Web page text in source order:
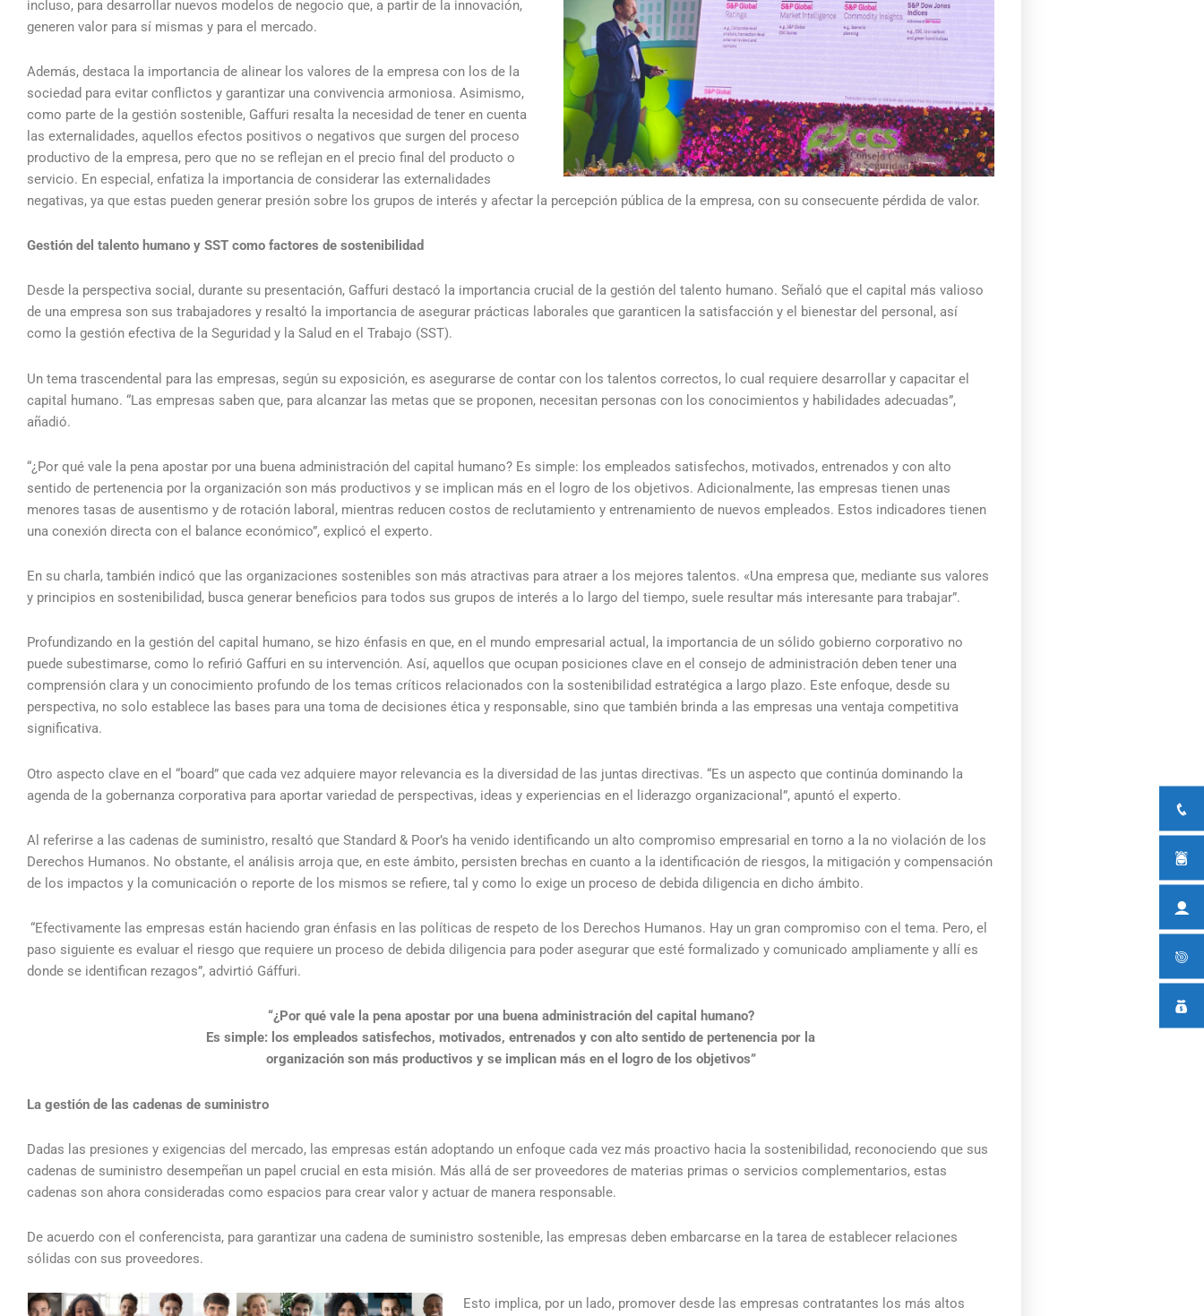
incluso, para desarrollar nuevos modelos de negocio que, a partir de la innovación,
generen valor para sí mismas y para el mercado.
Además, destaca la importancia de alinear los valores de la empresa con los de la
sociedad para evitar conflictos y garantizar una convivencia armoniosa. Asimismo,
como parte de la gestión sostenible, Gaffuri resalta la necesidad de tener en cuenta
las externalidades, aquellos efectos positivos o negativos que surgen del proceso
productivo de la empresa, pero que no se reflejan en el precio final del producto o
servicio. En especial, enfatiza la importancia de considerar las externalidades
negativas, ya que estas pueden generar presión sobre los grupos de interés y afectar la percepción pública de la empresa, con su consecuente pérdida de valor.
Gestión del talento humano y SST como factores de sostenibilidad
Desde la perspectiva social, durante su presentación, Gaffuri destacó la importancia crucial de la gestión del talento humano. Señaló que el capital más valioso
de una empresa son sus trabajadores y resaltó la importancia de asegurar prácticas laborales que garanticen la satisfacción y el bienestar del personal, así
como la gestión efectiva de la Seguridad y la Salud en el Trabajo (SST).
Un tema trascendental para las empresas, según su exposición, es asegurarse de contar con los talentos correctos, lo cual requiere desarrollar y capacitar el
capital humano. “Las empresas saben que, para alcanzar las metas que se proponen, necesitan personas con los conocimientos y habilidades adecuadas”,
añadió.
“¿Por qué vale la pena apostar por una buena administración del capital humano? Es simple: los empleados satisfechos, motivados, entrenados y con alto
sentido de pertenencia por la organización son más productivos y se implican más en el logro de los objetivos. Adicionalmente, las empresas tienen unas
menores tasas de ausentismo y de rotación laboral, mientras reducen costos de reclutamiento y entrenamiento de nuevos empleados. Estos indicadores tienen
una conexión directa con el balance económico”, explicó el experto.
En su charla, también indicó que las organizaciones sostenibles son más atractivas para atraer a los mejores talentos. «Una empresa que, mediante sus valores
y principios en sostenibilidad, busca generar beneficios para todos sus grupos de interés a lo largo del tiempo, suele resultar más interesante para trabajar”.
Profundizando en la gestión del capital humano, se hizo énfasis en que, en el mundo empresarial actual, la importancia de un sólido gobierno corporativo no
puede subestimarse, como lo refirió Gaffuri en su intervención. Así, aquellos que ocupan posiciones clave en el consejo de administración deben tener una
comprensión clara y un conocimiento profundo de los temas críticos relacionados con la sostenibilidad estratégica a largo plazo. Este enfoque, desde su
perspectiva, no solo establece las bases para una toma de decisiones ética y responsable, sino que también brinda a las empresas una ventaja competitiva
significativa.
Otro aspecto clave en el “board” que cada vez adquiere mayor relevancia es la diversidad de las juntas directivas. “Es un aspecto que continúa dominando la
agenda de la gobernanza corporativa para aportar variedad de perspectivas, ideas y experiencias en el liderazgo organizacional”, apuntó el experto.
Al referirse a las cadenas de suministro, resaltó que Standard & Poor’s ha venido identificando un alto compromiso empresarial en torno a la no violación de los
Derechos Humanos. No obstante, el análisis arroja que, en este ámbito, persisten brechas en cuanto a la identificación de riesgos, la mitigación y compensación
de los impactos y la comunicación o reporte de los mismos se refiere, tal y como lo exige un proceso de debida diligencia en dicho ámbito.
“Efectivamente las empresas están haciendo gran énfasis en las políticas de respeto de los Derechos Humanos. Hay un gran compromiso con el tema. Pero, el
paso siguiente es evaluar el riesgo que requiere un proceso de debida diligencia para poder asegurar que esté formalizado y comunicado ampliamente y allí es
donde se identifican rezagos”, advirtió Gáffuri.
“¿Por qué vale la pena apostar por una buena administración del capital humano?
Es simple: los empleados satisfechos, motivados, entrenados y con alto sentido de pertenencia por la
organización son más productivos y se implican más en el logro de los objetivos”
La gestión de las cadenas de suministro
Dadas las presiones y exigencias del mercado, las empresas están adoptando un enfoque cada vez más proactivo hacia la sostenibilidad, reconociendo que sus
cadenas de suministro desempeñan un papel crucial en esta misión. Más allá de ser proveedores de materias primas o servicios complementarios, estas
cadenas son ahora consideradas como espacios para crear valor y actuar de manera responsable.
De acuerdo con el conferencista, para garantizar una cadena de suministro sostenible, las empresas deben embarcarse en la tarea de establecer relaciones
sólidas con sus proveedores.
Esto implica, por un lado, promover desde las empresas contratantes los más altos